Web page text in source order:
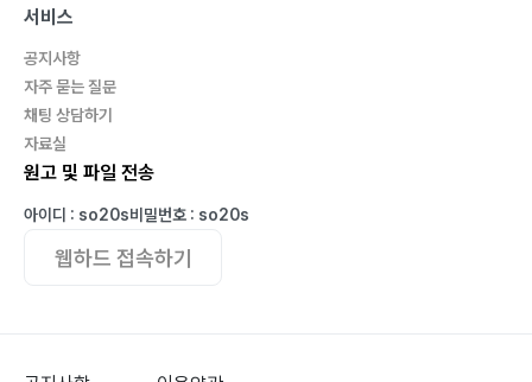
서비스
공지사항
자주 묻는 질문
채팅 상담하기
자료실
원고 및 파일 전송
아이디 : so20s비밀번호 : so20s
웹하드 접속하기